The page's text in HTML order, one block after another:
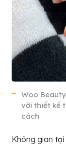
Woo
với thiết kế
cách
Không gian